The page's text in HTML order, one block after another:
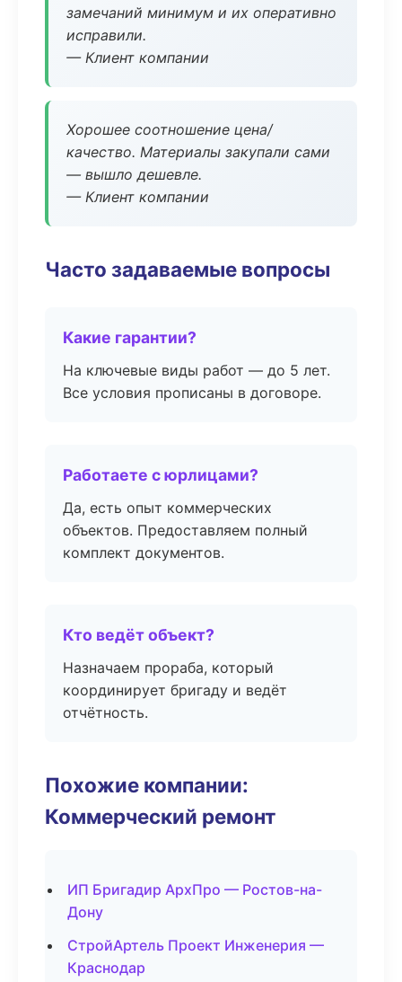
замечаний минимум и их оперативно
исправили.
— Клиент компании
Хорошее соотношение цена/
качество. Материалы закупали сами
— вышло дешевле.
— Клиент компании
Часто задаваемые вопросы
Какие гарантии?
На ключевые виды работ — до 5 лет.
Все условия прописаны в договоре.
Работаете с юрлицами?
Да, есть опыт коммерческих
объектов. Предоставляем полный
комплект документов.
Кто ведёт объект?
Назначаем прораба, который
координирует бригаду и ведёт
отчётность.
Похожие компании:
Коммерческий ремонт
ИП Бригадир АрхПро — Ростов-на-
Дону
СтройАртель Проект Инженерия —
Краснодар